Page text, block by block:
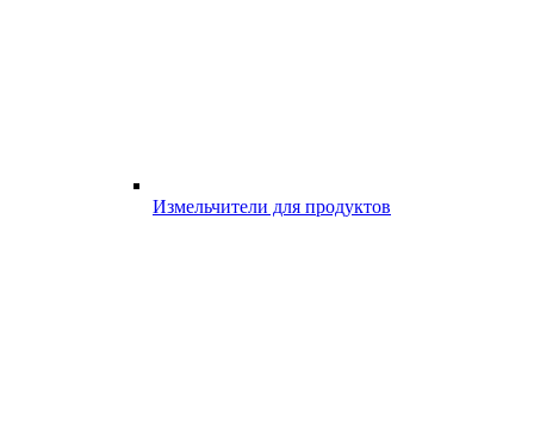
Измельчители для продуктов